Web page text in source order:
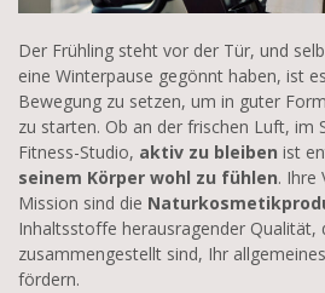
Der Frühling steht vor der Tür, und
eine Winterpause gegönnt haben, ist
Bewegung zu setzen, um in guter
zu starten. Ob an der frischen Luft, im
Fitness-Studio, aktiv zu bleiben ist
seinem Körper wohl zu fühlen. Ihre
Mission sind die
Inhaltsstoffe herausragender Qualität,
zusammengestellt sind, Ihr
fördern.